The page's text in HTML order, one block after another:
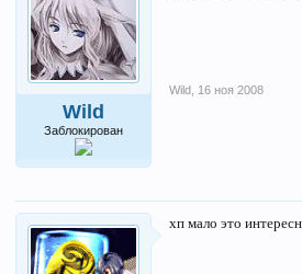
Wild
Заблокирован
Wild 16 ноя 2008
хп мало это